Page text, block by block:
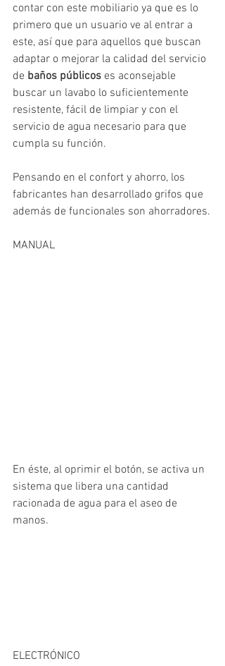
contar con este mobiliario ya que es lo
primero que un usuario ve al entrar a
este, así que para aquellos que buscan
adaptar o mejorar la calidad del servicio
de baños públicos es aconsejable
buscar un lavabo lo suficientemente
resistente, fácil de limpiar y con el
servicio de agua necesario para que
cumpla su función.
Pensando en el confort y ahorro, los
fabricantes han desarrollado grifos que
además de funcionales son ahorradores.
MANUAL
En éste, al oprimir el botón, se activa un
sistema que libera una cantidad
racionada de agua para el aseo de
manos.
ELECTRÓNICO